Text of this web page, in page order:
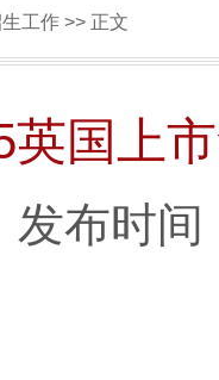
工作 >> 正文
英国上
发布时